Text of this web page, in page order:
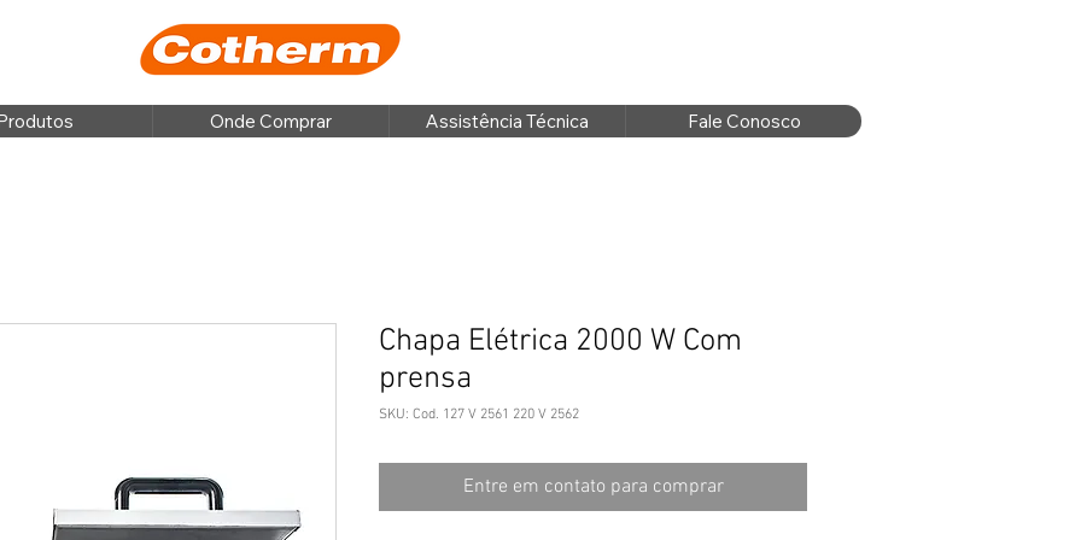
Onde Comprar Assistência Técnica Fale Conosco
Chapa Elétrica 2000 W Com
prensa
SKU: Cod. 127 V 2561 220 V 2562
Entre em contato para comprar